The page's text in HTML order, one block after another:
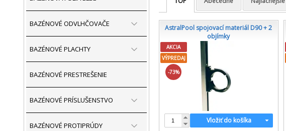
BAZÉNOVÉ ODVLHČOVAČE
BAZÉNOVÉ PLACHTY
BAZÉNOVÉ PRESTREŠENIE
BAZÉNOVÉ PRÍSLUŠENSTVO
BAZÉNOVÉ PROTIPRÚDY
AstralPool spojovací materiál D90 + 2
objímky
AKCIA
VÝPREDAJ
-73%
Vložiť do košíka